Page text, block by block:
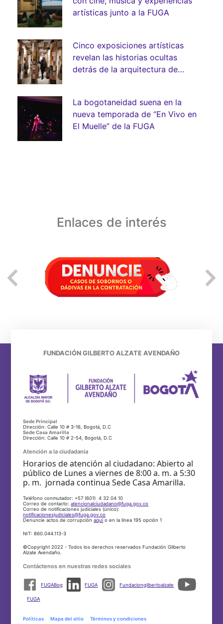
artísticas junto a la FUGA
Cinco exposiciones artísticas
revelan las historias ocultas
detrás de la arquitectura de
La bogotaneidad suena en la
nueva temporada de “En Vivo en
El Muelle” de la FUGA
Enlaces de interés
FUNDACIÓN GILBERTO ALZATE AVENDAÑO
Sede Principal
Dirección: Calle 10 # 3-16, Bogotá, D.C
Sede Casa Amarilla
Dirección: Calle 10 # 2-54, Bogotá, D.C
Atención a la ciudadanía
Horarios de atención al ciudadano: Abierto al
público de Lunes a viernes de 8:00 a. m. a 5:30
p. m. jornada continua Sede Casa Amarilla.
Teléfono conmutador: +57 (601) 4 32 04 10
Correo de contacto:atencionalciudadano@fuga.gov.co
Correo de notificaciones judiciales (único):
notificacionesjudiciales@fuga.gov.co
Denuncie actos de corrupciónaquío en la línea 195 opción 1
NIT: 860.044.113-3
©Copyright 2022 - Todos los derechos reservados Fundación Gilberto
Alzate Avendaño.
Contáctenos en nuestras redes sociales
FUGABog FUGA Fundaciongilbertoalzate
FUGA
Políticas Mapa del sitio Términos y condiciones